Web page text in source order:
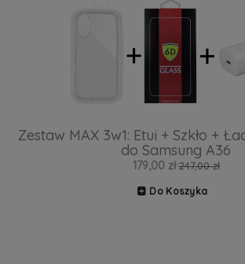
Zestaw MAX 3w1: Etui + Szkło +
do Samsung A36
179,00 zł 247,00 zł
Do Koszyka